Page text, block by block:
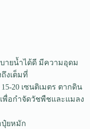
ายน้ำได้ดี มีความอุดม
งเต็มที่
20 เซนติเมตร ตากดิน
พื่อกำจัดวัชพืชและแมลง
ปุ๋ยหมัก